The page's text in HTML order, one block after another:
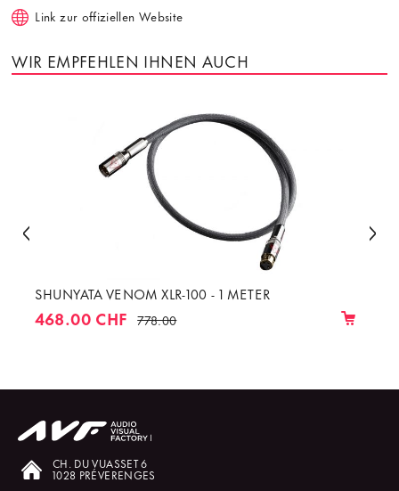
Link zur offiziellen Website
WIR EMPFEHLEN IHNEN AUCH
SHUNYATA VENOM XLR-100 - 1 METER
468.00 CHF 778.00
CH. DU VUASSET 6
1028 PRÉVERENGES